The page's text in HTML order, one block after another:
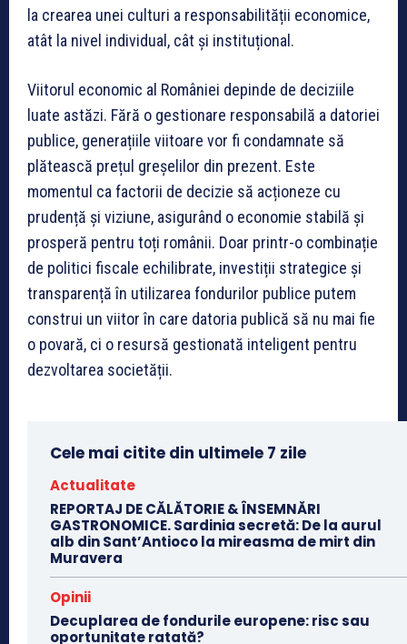
la crearea unei culturi a responsabilității economice,
atât la nivel individual, cât și instituțional.
Viitorul economic al României depinde de deciziile
luate astăzi. Fără o gestionare responsabilă a datoriei
publice, generațiile viitoare vor fi condamnate să
plătească prețul greșelilor din prezent. Este
momentul ca factorii de decizie să acționeze cu
prudență și viziune, asigurând o economie stabilă și
prosperă pentru toți românii. Doar printr-o combinație
de politici fiscale echilibrate, investiții strategice și
transparență în utilizarea fondurilor publice putem
construi un viitor în care datoria publică să nu mai fie
o povară, ci o resursă gestionată inteligent pentru
dezvoltarea societății.
Cele mai citite din ultimele 7 zile
Actualitate
REPORTAJ DE CĂLĂTORIE & ÎNSEMNĂRI
GASTRONOMICE. Sardinia secretă: De la aurul
alb din Sant’Antioco la mireasma de mirt din
Muravera
Opinii
Decuplarea de fondurile europene: risc sau
oportunitate ratată?